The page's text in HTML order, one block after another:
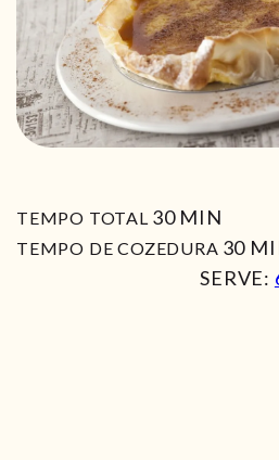
TEMPO TOTAL 30MIN
MIN
TEMPO DE COZEDURA 30
SERVE: